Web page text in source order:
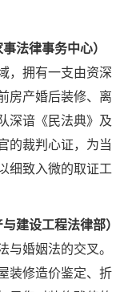
法律事务中心）
，拥有一支由资深
房产婚后装修、离
深谙《民法典》及
的裁判心证，为当
细致入微的取证工
建设工程法律部）
与婚姻法的交叉。
装修造价鉴定、折